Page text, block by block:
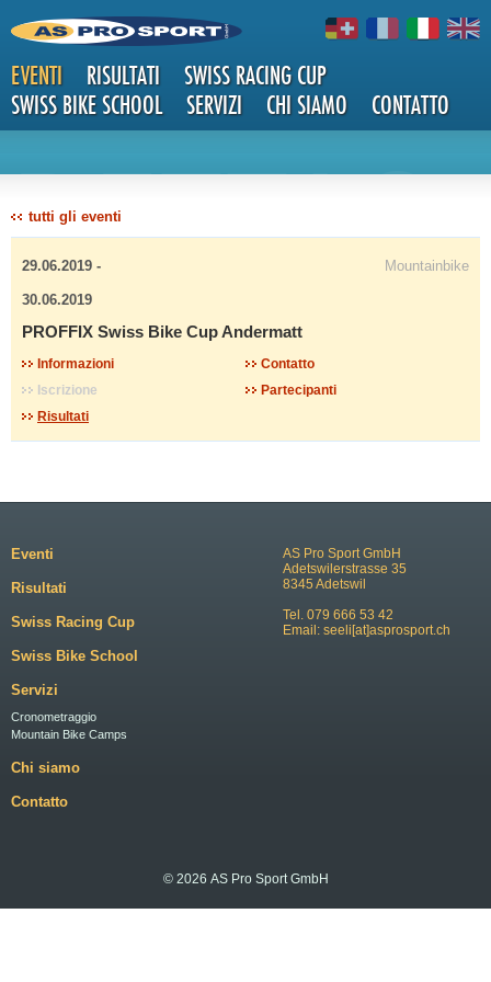
EVENTI RISULTATI
SWISS RACING CUP
SWISS BIKE SCHOOL
SERVIZI CHI SIAMO CONTATTO
DETTAG
LI
tutti gli eventi
29.06.2019 -
30.06.2019
Mountainbike
PROFFIX Swiss Bike Cup Andermatt
Informazioni
Contatto
Iscrizione
Partecipanti
Risultati
AS Pro Sport GmbH
Adetswilerstrasse 35
8345 Adetswil
Tel. 079 666 53 42
Email: seeli[at]asprosport.ch
Eventi
Risultati
Swiss Racing Cup
Swiss Bike School
Servizi
Cronometraggio
Mountain Bike Camps
Chi siamo
Contatto
© 2026 AS Pro Sport GmbH